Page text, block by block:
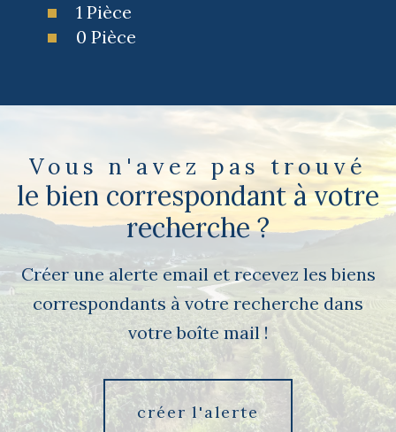
1 Pièce
0 Pièce
Vous n'avez pas trouvé
le bien correspondant à votre
recherche ?
Créer une alerte email et recevez les biens
correspondants à votre recherche dans
votre boîte mail !
créer l'alerte